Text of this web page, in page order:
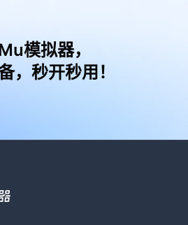
模拟器，
，秒开秒用！